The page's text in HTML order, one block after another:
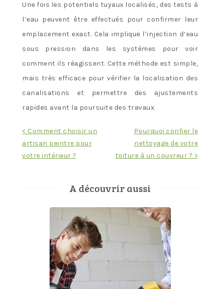
Une fois les potentiels tuyaux localisés, des tests à
l’eau peuvent être effectués pour confirmer leur
emplacement exact. Cela implique l’injection d’eau
sous pression dans les systèmes pour voir
comment ils réagissent. Cette méthode est simple,
mais très efficace pour vérifier la localisation des
canalisations et permettre des ajustements
rapides avant la poursuite des travaux.
Navigation
< Comment choisir un
artisan peintre pour
votre intérieur ?
Pourquoi confier le
nettoyage de votre
toiture à un couvreur ? >
A découvrir aussi